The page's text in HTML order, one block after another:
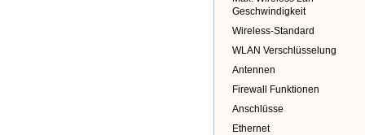
Geschwindigkeit
Wireless-Standard
WLAN Verschlüsselung
Antennen
Firewall Funktionen
Anschlüsse
Ethernet